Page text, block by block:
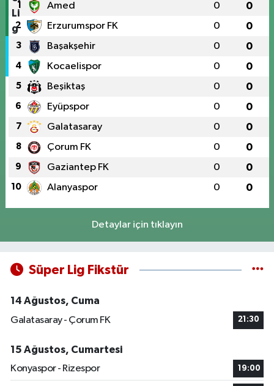
1 Amed 0 0
2 Erzurumspor FK 0 0
3 Başakşehir 0 0
4 Kocaelispor 0 0
5 Beşiktaş 0 0
6 Eyüpspor 0 0
7 Galatasaray 0 0
8 Çorum FK 0 0
9 Gaziantep FK 0 0
10 Alanyaspor 0 0
Detaylar için tıklayın
Süper Lig Fikstür
14 Ağustos, Cuma
Galatasaray - Çorum FK
21:30
15 Ağustos, Cumartesi
Konyaspor - Rizespor
19:00